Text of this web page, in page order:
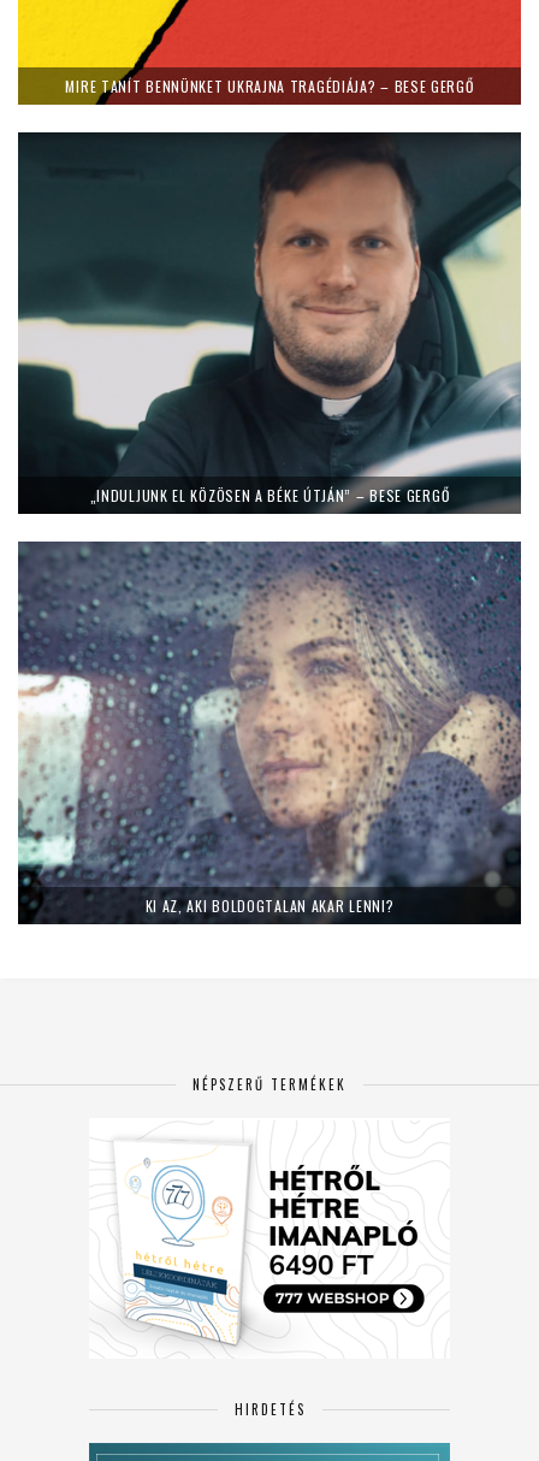
MIRE TANÍT BENNÜNKET UKRAJNA TRAGÉDIÁJA? – BESE GERGŐ
„INDULJUNK EL KÖZÖSEN A BÉKE ÚTJÁN” – BESE GERGŐ
KI AZ, AKI BOLDOGTALAN AKAR LENNI?
NÉPSZERŰ TERMÉKEK
HIRDETÉS